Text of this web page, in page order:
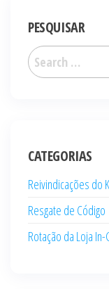
PESQUISAR
Search
for:
CATEGORIAS
Reivindicações do
Resgate de Código
Rotação da Loja